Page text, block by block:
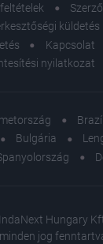
küldetés
Kapcsolat
nyilatkozat
Bulgária
Hungary
jog